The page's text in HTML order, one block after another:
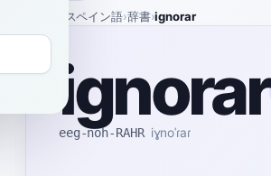
スペイン語›辞書›ignorar
ignorar
eeg-noh-RAHR iɣnoˈɾaɾ